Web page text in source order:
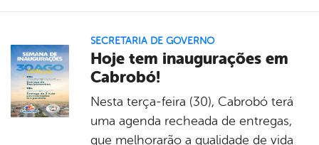
SECRETARIA DE GOVERNO
Hoje tem inaugurações em
Cabrobó!
Nesta terça-feira (30), Cabrobó terá
uma agenda recheada de entregas,
que melhorarão a qualidade de vida